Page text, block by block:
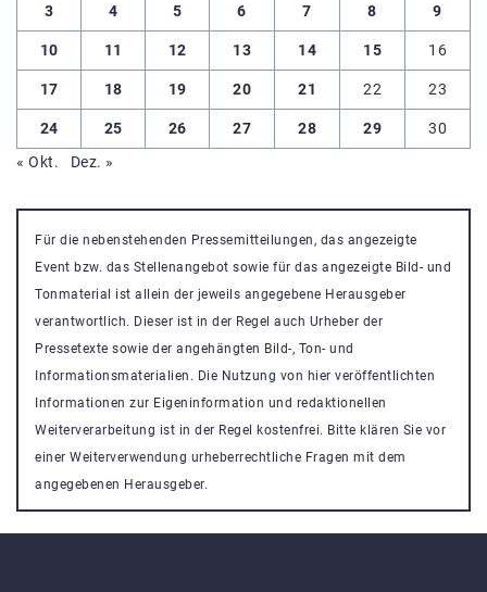
3 4 5 6 7 8 9
10 11 12 13 14 15 16
17 18 19 20 21 22 23
24 25 26 27 28 29
30
« Okt.
Dez. »
Für die nebenstehenden Pressemitteilungen, das angezeigte
Event bzw. das Stellenangebot sowie für das angezeigte Bild- und
Tonmaterial ist allein der jeweils angegebene Herausgeber
verantwortlich. Dieser ist in der Regel auch Urheber der
Pressetexte sowie der angehängten Bild-, Ton- und
Informationsmaterialien. Die Nutzung von hier veröffentlichten
Informationen zur Eigeninformation und redaktionellen
Weiterverarbeitung ist in der Regel kostenfrei. Bitte klären Sie vor
einer Weiterverwendung urheberrechtliche Fragen mit dem
angegebenen Herausgeber.